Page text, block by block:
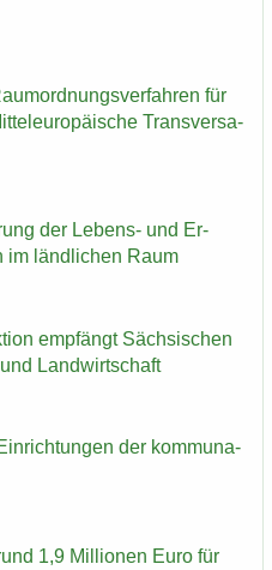
für
Trans­ver­sa­
der Lebens-​ und Er­
im länd­li­chen Raum
emp­fängt Säch­si­schen
Land­wirt­schaft
der kom­mu­na­
1,9 Mil­lio­nen Euro für